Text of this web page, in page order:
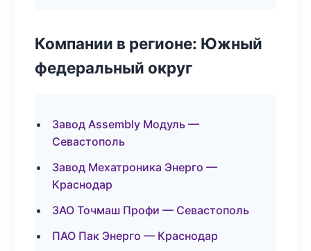
Компании в регионе: Южный
федеральный округ
Завод Assembly Модуль —
Севастополь
Завод Мехатроника Энерго —
Краснодар
ЗАО Точмаш Профи — Севастополь
ПАО Пак Энерго — Краснодар